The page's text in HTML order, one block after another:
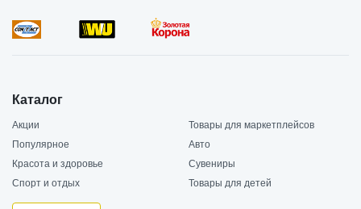
Каталог
Акции
Товары для маркетплейсов
Популярное
Авто
Красота и здоровье
Сувениры
Спорт и отдых
Товары для детей